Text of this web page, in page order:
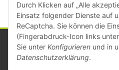
Durch Klicken auf „Alle
Einsatz folgender Dienste auf
ReCaptcha. Sie können die
(Fingerabdruck-Icon links
Sie unter Konfigurieren und in
Datenschutzerklärung.